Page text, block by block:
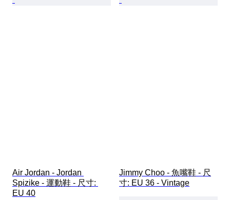
Air Jordan - Jordan
Spizike - 運動鞋 - 尺寸:
EU 40
Jimmy Choo - 魚嘴鞋 - 尺
寸: EU 36 - Vintage